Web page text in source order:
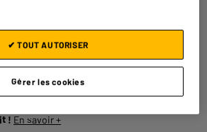
2 ans
2028
! En savoir +
Gérer les cookies
✔ TOUT AUTORISER